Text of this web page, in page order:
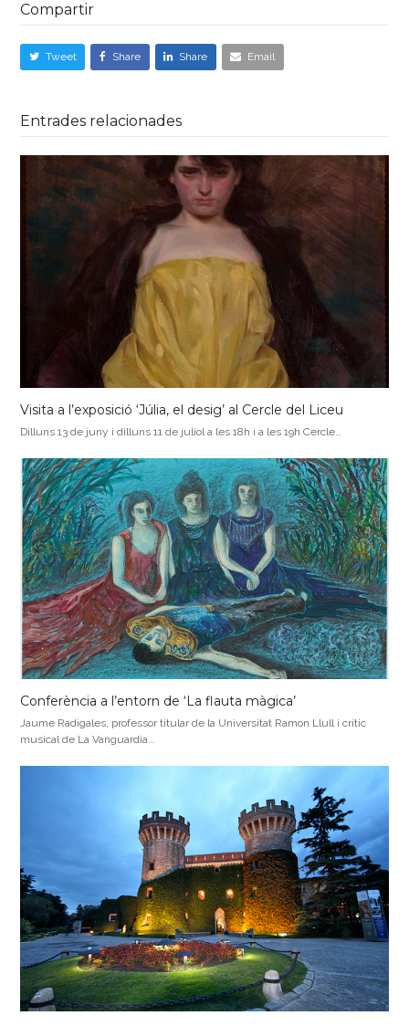
Compartir
Tweet Share Share Email
Entrades relacionades
Visita a l’exposició ‘Júlia, el desig’ al Cercle del Liceu
Dilluns 13 de juny i dilluns 11 de juliol a les 18h i a les 19h Cercle…
Conferència a l’entorn de ‘La flauta màgica’
Jaume Radigales, professor titular de la Universitat Ramon Llull i crític
musical de La Vanguardia…